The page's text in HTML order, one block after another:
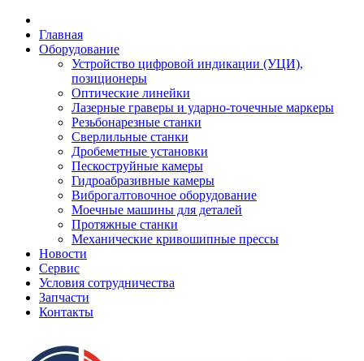
Главная
Оборудование
Устройство цифровой индикации (УЦИ),
позиционеры
Оптические линейки
Лазерные граверы и ударно-точечные маркеры
Резьбонарезные станки
Сверлильные станки
Дробеметные установки
Пескоструйные камеры
Гидроабразивные камеры
Виброгалтовочное оборудование
Моечные машины для деталей
Протяжные станки
Механические кривошипные прессы
Новости
Сервис
Условия сотрудничества
Запчасти
Контакты